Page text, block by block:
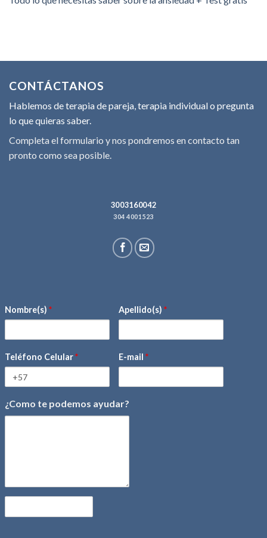
CONTÁCTANOS
Hablemos de terapia de pareja, terapia individual o pregunta
lo que quieras saber.
Completa el formulario y nos pondremos en contacto tan
pronto como sea posible.
3003160042
304 4001523
Nombre(s) * Apellido(s) *
Teléfono Celular* E-mail *
¿Como te podemos ayudar?